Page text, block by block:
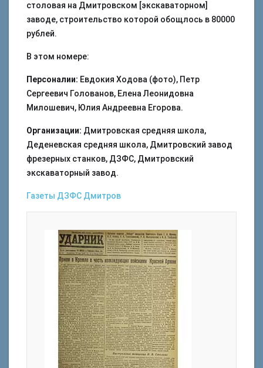
столовая на Дмитровском [экскаваторном]
заводе, строительство которой обощлось в 80000
рублей.
В этом номере:
Персоналии: Евдокия Ходова (фото), Петр
Сергеевич Голованов, Елена Леонидовна
Милошевич, Юлия Андреевна Егорова.
Организации: Дмитровская средняя школа,
Деденевская средняя школа, Дмитровский завод
фрезерных станков, ДЗФС, Дмитровский
экскаваторный завод.
Газеты ДЗФС Дмитров